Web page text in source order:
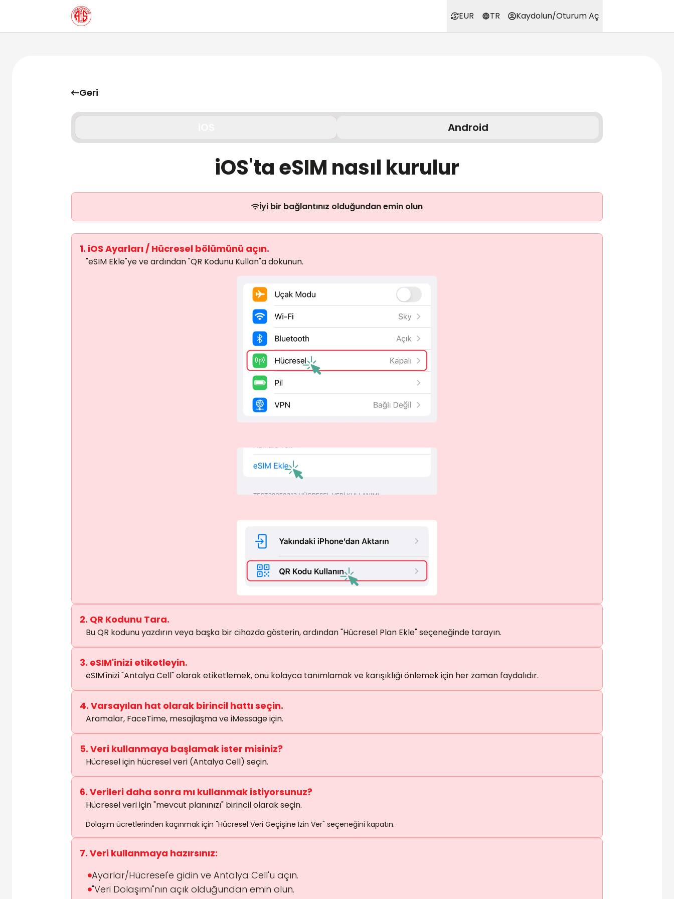
EUR TR Kaydolun/Oturum Aç
Geri
Android
iOS'ta eSIM nasıl kurulur
İyi bir bağlantınız olduğundan emin olun
1. iOS Ayarları / Hücresel bölümünü açın.
"eSIM Ekle"ye ve ardından "QR Kodunu Kullan"a dokunun.
2. QR Kodunu Tara.
Bu QR kodunu yazdırın veya başka bir cihazda gösterin, ardından "Hücresel Plan Ekle" seçeneğinde tarayın.
3. eSIM'inizi etiketleyin.
eSIM'inizi "Antalya Cell" olarak etiketlemek, onu kolayca tanımlamak ve karışıklığı önlemek için her zaman faydalıdır.
4. Varsayılan hat olarak birincil hattı seçin.
Aramalar, FaceTime, mesajlaşma ve iMessage için.
5. Veri kullanmaya başlamak ister misiniz?
Hücresel için hücresel veri (Antalya Cell) seçin.
6. Verileri daha sonra mı kullanmak istiyorsunuz?
Hücresel veri için "mevcut planınızı" birincil olarak seçin.
Dolaşım ücretlerinden kaçınmak için "Hücresel Veri Geçişine İzin Ver" seçeneğini kapatın.
7. Veri kullanmaya hazırsınız:
Ayarlar/Hücresel'e gidin ve Antalya Cell'u açın.
"Veri Dolaşımı"nın açık olduğundan emin olun.